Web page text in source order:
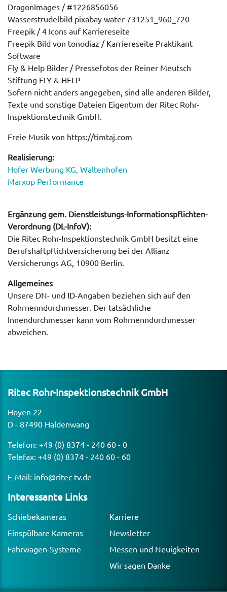
DragonImages / #1226856056
Wasserstrudelbild pixabay water-731251_960_720
Freepik / 4 Icons auf Karriereseite
Freepik Bild von tonodiaz / Karriereseite Praktikant
Software
Fly & Help Bilder / Pressefotos der Reiner Meutsch
Stiftung FLY & HELP
Sofern nicht anders angegeben, sind alle anderen Bilder,
Texte und sonstige Dateien Eigentum der Ritec Rohr-
Inspektionstechnik GmbH.
Freie Musik von https://timtaj.com
Realisierung:
Hofer Werbung KG, Waltenhofen
Marxup Performance
Ergänzung gem. Dienstleistungs-Informationspflichten-
Verordnung (DL-InfoV):
Die Ritec Rohr-Inspektionstechnik GmbH besitzt eine
Berufshaftpflichtversicherung bei der Allianz
Versicherungs AG, 10900 Berlin.
Allgemeines
Unsere DN- und ID-Angaben beziehen sich auf den
Rohrnenndurchmesser. Der tatsächliche
Innendurchmesser kann vom Rohrnenndurchmesser
abweichen.
Ritec Rohr-Inspek­ti­ons­technik GmbH
Hoyen 22
D - 87490 Haldenwang
Telefon: +49 (0) 8374 - 240 60 - 0
Telefax: +49 (0) 8374 - 240 60 - 60
E-Mail: info@ritec-tv.de
Inter­es­sante Links
Schiebekameras
Karriere
Einspülbare Kameras
Newsletter
Fahrwagen-Systeme
Messen und Neuigkeiten
Wir sagen Danke